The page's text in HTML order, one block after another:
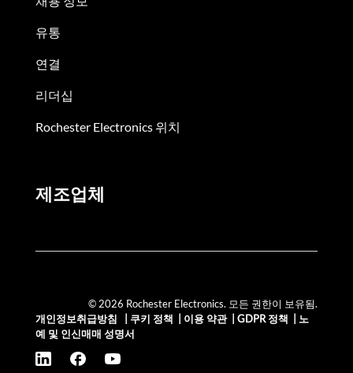
유통
연결
리더십
Rochester Electronics 위치
제조업체
© 2026 Rochester Electronics. 모든 권한이 보유됨.
개인정보취급방침
쿠키 정책 이용 약관| GDPR 정책
노
예 및 인신매매 성명서